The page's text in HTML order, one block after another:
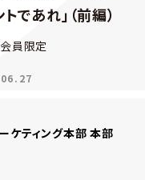
あれ」（前編）
会員限定
ケティング本部 本部